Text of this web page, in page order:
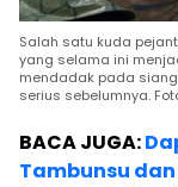
Salah satu kuda
yang selama ini
mendadak pada siang
serius sebelumnya.
BACA JUGA:
Tambunsu dan